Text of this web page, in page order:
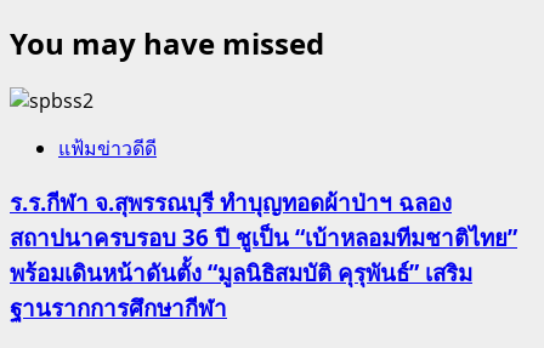
You may have missed
แฟ้มข่าวดีดี
ร.ร.กีฬา จ.สุพรรณบุรี ทำบุญทอดผ้าป่าฯ ฉลอง
สถาปนาครบรอบ 36 ปี ชูเป็น “เบ้าหลอมทีมชาติไทย”
พร้อมเดินหน้าดันตั้ง “มูลนิธิสมบัติ คุรุพันธ์” เสริม
ฐานรากการศึกษากีฬา